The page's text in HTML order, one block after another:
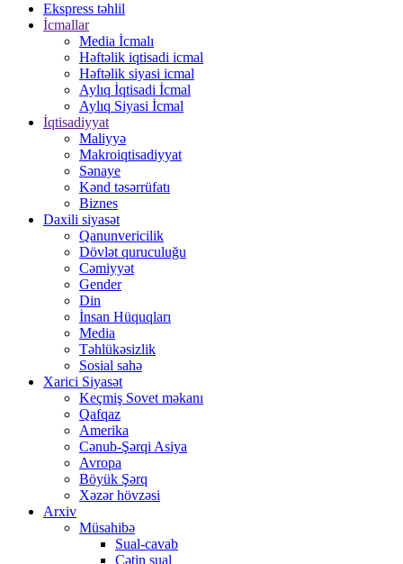
Ekspress təhlil
İcmallar
Media İcmalı
Həftəlik iqtisadi icmal
Həftəlik siyasi icmal
Aylıq İqtisadi İcmal
Aylıq Siyasi İcmal
İqtisadiyyat
Maliyyə
Makroiqtisadiyyat
Sənaye
Kənd təsərrüfatı
Biznes
Daxili siyasət
Qanunvericilik
Dövlət quruculuğu
Cəmiyyət
Gender
Din
İnsan Hüquqları
Media
Təhlükəsizlik
Sosial sahə
Xarici Siyasət
Keçmiş Sovet məkanı
Qafqaz
Amerika
Cənub-Şərqi Asiya
Avropa
Böyük Şərq
Xəzər hövzəsi
Arxiv
Müsahibə
Sual-cavab
Çətin sual